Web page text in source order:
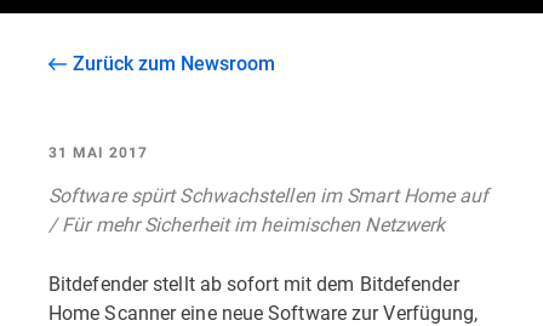
Zurück zum Newsroom
31 MAI 2017
Software spürt Schwachstellen im Smart Home auf
/ Für mehr Sicherheit im heimischen Netzwerk
Bitdefender stellt ab sofort mit dem Bitdefender
Home Scanner eine neue Software zur Verfügung,